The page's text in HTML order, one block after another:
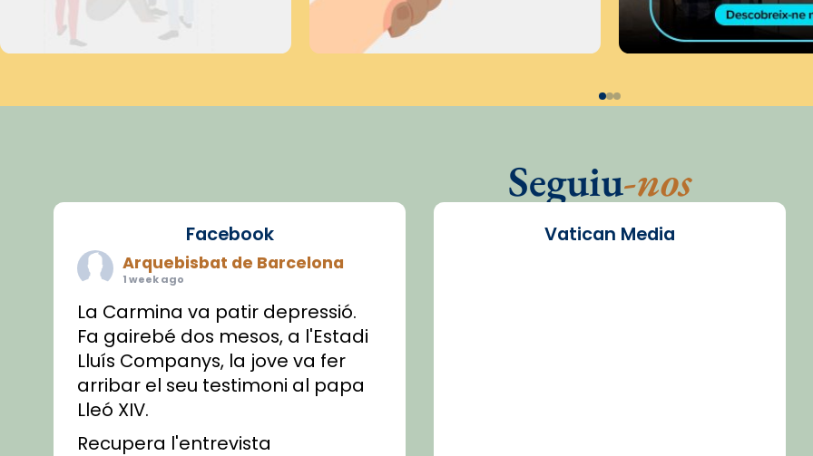
Seguiu-nos
Facebook
Arquebisbat de Barcelona
1 week ago
La Carmina va patir depressió.
Fa gairebé dos mesos, a l'Estadi
Lluís Companys, la jove va fer
arribar el seu testimoni al papa
Lleó XIV.
Recupera l'entrevista
Vatican Media